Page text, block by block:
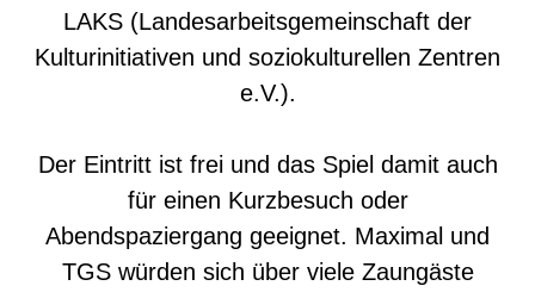
LAKS (Landesarbeitsgemeinschaft der
Kulturinitiativen und soziokulturellen Zentren
e.V.).
Der Eintritt ist frei und das Spiel damit auch
für einen Kurzbesuch oder
Abendspaziergang geeignet. Maximal und
TGS würden sich über viele Zaungäste